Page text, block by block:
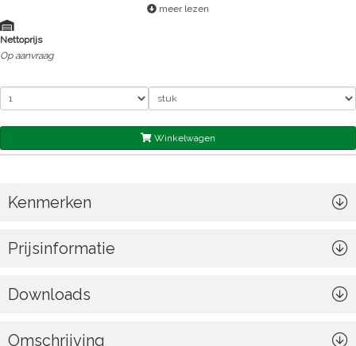
acoustic panel. The maintenance opening is centred in the panel by default.
High-quality solution through assembly at the plant.
meer lezen
Nettoprijs
Op aanvraag
Winkelwagen
Kenmerken
Prijsinformatie
Downloads
Omschrijving